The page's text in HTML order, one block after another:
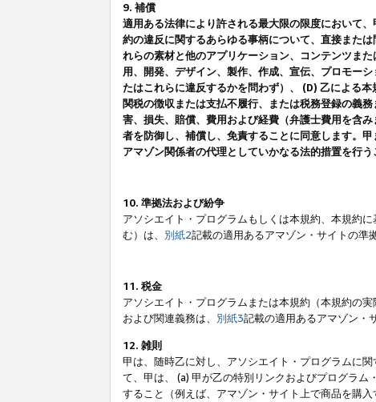
9. 補償
適用ある法律により許される最大限の限度において
約の違反に関するあらゆる事柄について、直接また
れらの素材と他のアプリケーション、コンテンツま
用、開発、デザイン、製作、作成、宣伝、プロモー
たはこれらに違反するかを問わず）、 (D) 乙による
関税の徴収または支払不履行、または税務登録の義
害、損失、賠償、費用および経費（弁護士費用を含
者を防御し、補償し、免責することに同意します。
アマゾン関係者の代理としていかなる法的措置を行
10. 準拠法および紛争
アソシエイト・プログラムもしくは本規約、本規約
む）は、 別紙2記載の適用あるアマゾン・サイトの準
11. 税金
アソシエイト・プログラムまたは本規約（本規約の
および関連義務は、 別紙3記載の適用あるアマゾン・
12. 雑則
甲は、随時乙に対し、アソシエイト・プログラムに
て、甲は、 (a) 甲が乙の特別リンクおよびプログラ
すること（例えば、アマゾン・サイト上で商品を購